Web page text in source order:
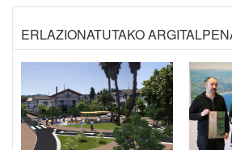
ERLAZIONATUTAKO